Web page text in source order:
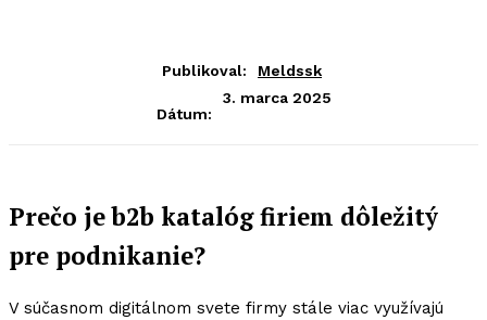
Publikoval: Meldssk
Dátum:
3. marca 2025
Prečo je b2b katalóg firiem dôležitý
pre podnikanie?
V súčasnom digitálnom svete firmy stále viac využívajú